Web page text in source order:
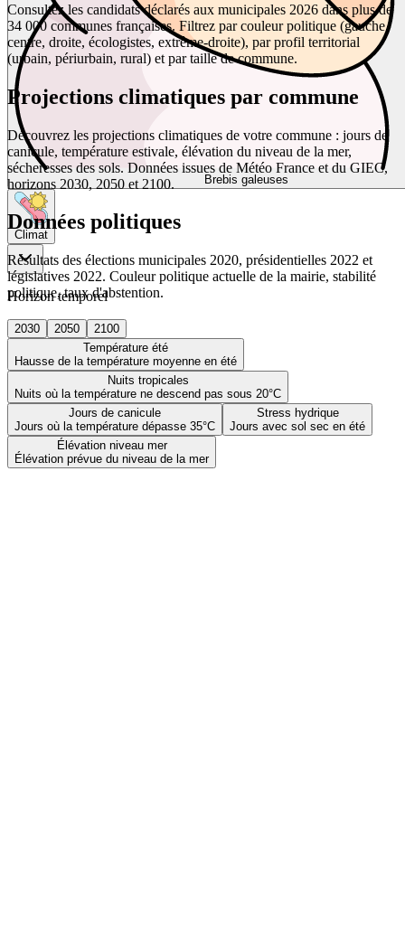
Brebis galeuses
Climat
Horizon temporel
2030 2050
2100
Température été
Hausse de la température moyenne en été
Nuits tropicales
Nuits où la température ne descend pas sous 20°C
Jours de canicule
Jours où la température dépasse 35°C
Stress hydrique
Jours avec sol sec en été
Élévation niveau mer
Élévation prévue du niveau de la mer
Consultez les candidats déclarés aux municipales 2026 dans plus de
34 000 communes françaises. Filtrez par couleur politique (gauche,
centre, droite, écologistes, extrême-droite), par profil territorial
(urbain, périurbain, rural) et par taille de commune.
Projections climatiques par commune
Découvrez les projections climatiques de votre commune : jours de
canicule, température estivale, élévation du niveau de la mer,
sécheresses des sols. Données issues de Météo France et du GIEC,
horizons 2030, 2050 et 2100.
Données politiques
Résultats des élections municipales 2020, présidentielles 2022 et
législatives 2022. Couleur politique actuelle de la mairie, stabilité
politique, taux d'abstention.